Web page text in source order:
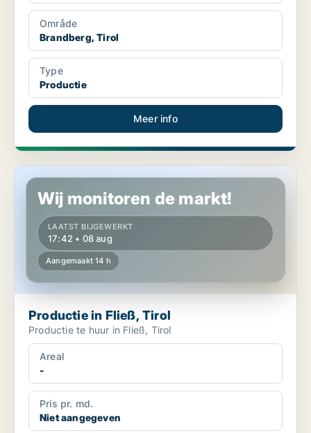
Område
Brandberg, Tirol
Type
Productie
Meer info
Productie in Fließ, Tirol
Wij monitoren de markt!
LAATST BIJGEWERKT
17:42 • 08 aug
Aangemaakt 14 h
Productie in Fließ, Tirol
Productie te huur in Fließ, Tirol
Areal
-
Pris pr. md.
Niet aangegeven